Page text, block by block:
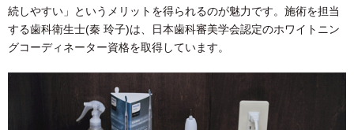
続しやすい」というメリットを得られるのが魅力です。施術を担当
する歯科衛生士(秦 玲子)は、日本歯科審美学会認定のホワイトニン
グコーディネーター資格を取得しています。